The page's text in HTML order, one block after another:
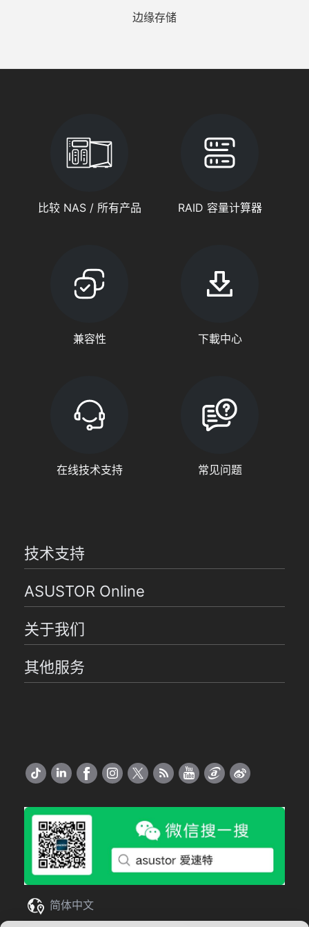
边缘存储
比较 NAS / 所有产品 RAID 容量计算器
兼容性 下載中心
在线技术支持 常见问题
技术支持
ASUSTOR Online
关于我们
其他服务
简体中文